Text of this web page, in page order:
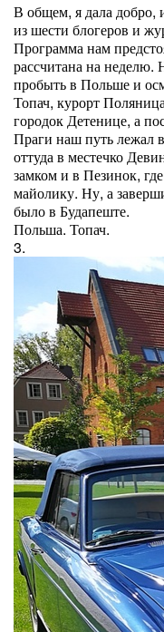
В общем, я дала добро,
из шести блогеров и
Программа нам
рассчитана на
пробыть в Польше и
Топач, курорт
городок Детенице, а
Праги наш путь лежал
оттуда в местечко
замком и в Пезинок,
майолику. Ну, а
было в Будапеште.
Польша. Топач.
3.